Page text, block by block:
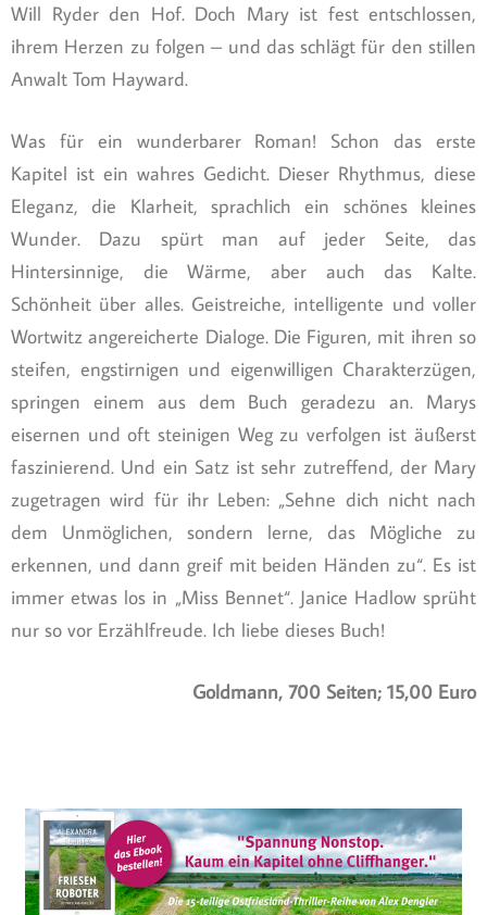
Will Ryder den Hof. Doch Mary ist fest entschlossen,
ihrem Herzen zu folgen – und das schlägt für den stillen
Anwalt Tom Hayward.
Was für ein wunderbarer Roman! Schon das erste
Kapitel ist ein wahres Gedicht. Dieser Rhythmus, diese
Eleganz, die Klarheit, sprachlich ein schönes kleines
Wunder. Dazu spürt man auf jeder Seite, das
Hintersinnige, die Wärme, aber auch das Kalte.
Schönheit über alles. Geistreiche, intelligente und voller
Wortwitz angereicherte Dialoge. Die Figuren, mit ihren so
steifen, engstirnigen und eigenwilligen Charakterzügen,
springen einem aus dem Buch geradezu an. Marys
eisernen und oft steinigen Weg zu verfolgen ist äußerst
faszinierend. Und ein Satz ist sehr zutreffend, der Mary
zugetragen wird für ihr Leben: „Sehne dich nicht nach
dem Unmöglichen, sondern lerne, das Mögliche zu
erkennen, und dann greif mit beiden Händen zu“. Es ist
immer etwas los in „Miss Bennet“. Janice Hadlow sprüht
nur so vor Erzählfreude. Ich liebe dieses Buch!
Goldmann, 700 Seiten; 15,00 Euro